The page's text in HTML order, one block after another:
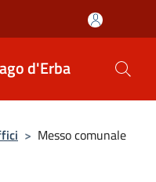
d'Erba
> Messo comunale